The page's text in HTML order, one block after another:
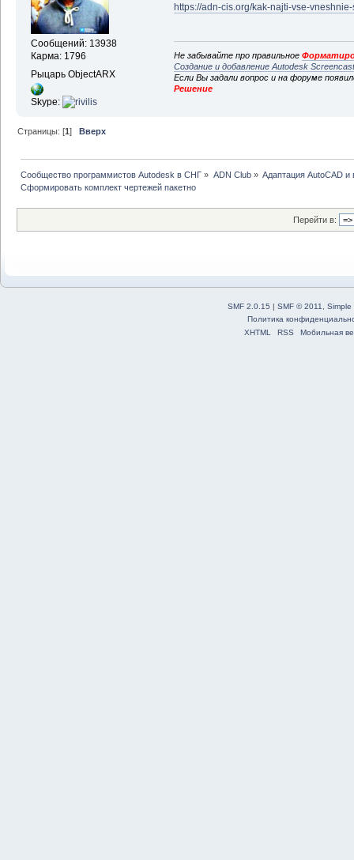
Сообщений: 13938
Карма: 1796
Рыцарь ObjectARX
Skype:
https://adn-cis.org/kak-najti-vse-
Не забывайте про правильное
Создание и добавление Autodesk
Если Вы задали вопрос и на форуме
Решение
Страницы: [1] Вверх
Сообщество программистов Autodesk в СНГ » ADN Club» Адаптация AutoCAD и
Сформировать комплект чертежей пакетно
Перейти в:
SMF 2.0.15 SMF © 2011, Simple
Политика
XHTML
RSS Мобильная